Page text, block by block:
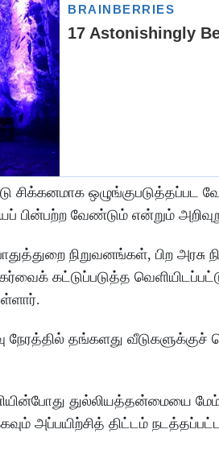
சிக்கனமாக ஒழுங்குபடுத்தப்பட
பின்பற்ற வேண்டும் என்றும்
நிறுவனங்கள், பிற அரசு
கட்டுப்படுத்த
நேரத்தில் தங்களது
துல்லியத்தன்மையை
அப்பயிற்சித் திட்டம்